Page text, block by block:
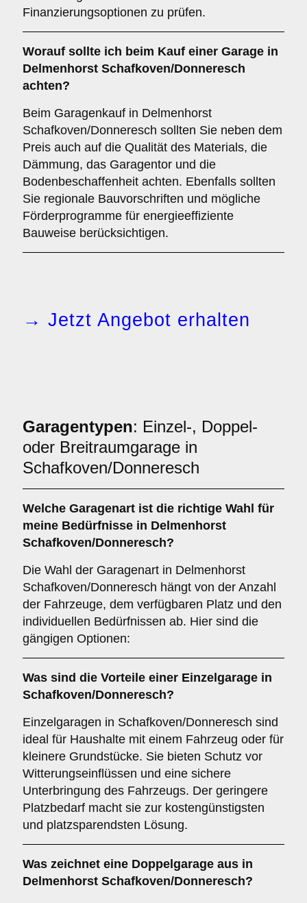
Finanzierungsoptionen zu prüfen.
Worauf sollte ich beim Kauf einer Garage in
Delmenhorst Schafkoven/Donneresch
achten?
Beim Garagenkauf in Delmenhorst
Schafkoven/Donneresch sollten Sie neben dem
Preis auch auf die Qualität des Materials, die
Dämmung, das Garagentor und die
Bodenbeschaffenheit achten. Ebenfalls sollten
Sie regionale Bauvorschriften und mögliche
Förderprogramme für energieeffiziente
Bauweise berücksichtigen.
→ Jetzt Angebot erhalten
Garagentypen: Einzel-, Doppel-
oder Breitraumgarage in
Schafkoven/Donneresch
Welche Garagenart ist die richtige Wahl für
meine Bedürfnisse in Delmenhorst
Schafkoven/Donneresch?
Die Wahl der Garagenart in Delmenhorst
Schafkoven/Donneresch hängt von der Anzahl
der Fahrzeuge, dem verfügbaren Platz und den
individuellen Bedürfnissen ab. Hier sind die
gängigen Optionen:
Was sind die Vorteile einer Einzelgarage in
Schafkoven/Donneresch?
Einzelgaragen in Schafkoven/Donneresch sind
ideal für Haushalte mit einem Fahrzeug oder für
kleinere Grundstücke. Sie bieten Schutz vor
Witterungseinflüssen und eine sichere
Unterbringung des Fahrzeugs. Der geringere
Platzbedarf macht sie zur kostengünstigsten
und platzsparendsten Lösung.
Was zeichnet eine Doppelgarage aus in
Delmenhorst Schafkoven/Donneresch?